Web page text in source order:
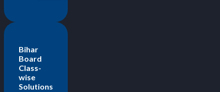
Bihar
Board
Class-
wise
Solutions